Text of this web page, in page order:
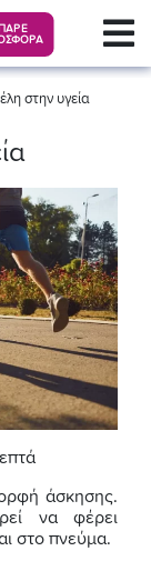
ΠΑΡΕ
στην υγεία
άσκησης.
να φέρει
στο πνεύμα.